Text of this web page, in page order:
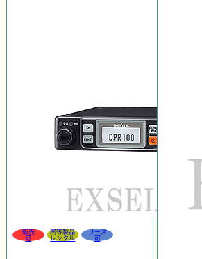
販売
可
同等製品
レンタル
リース
可